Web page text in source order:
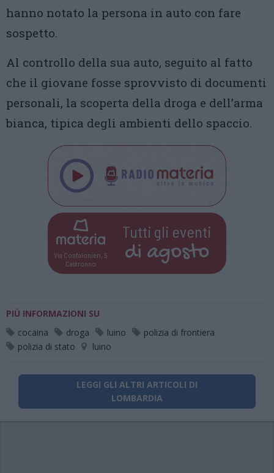
hanno notato la persona in auto con fare
sospetto.
Al controllo della sua auto, seguito al fatto
che il giovane fosse sprovvisto di documenti
personali, la scoperta della droga e dell’arma
bianca, tipica degli ambienti dello spaccio.
Via Confalonieri, 5
Castronno
Tutti gli eventi
di agosto
PIÙ INFORMAZIONI SU
cocaina
droga luino
polizia di frontiera
polizia di stato
luino
LEGGI GLI ALTRI ARTICOLI DI
LOMBARDIA